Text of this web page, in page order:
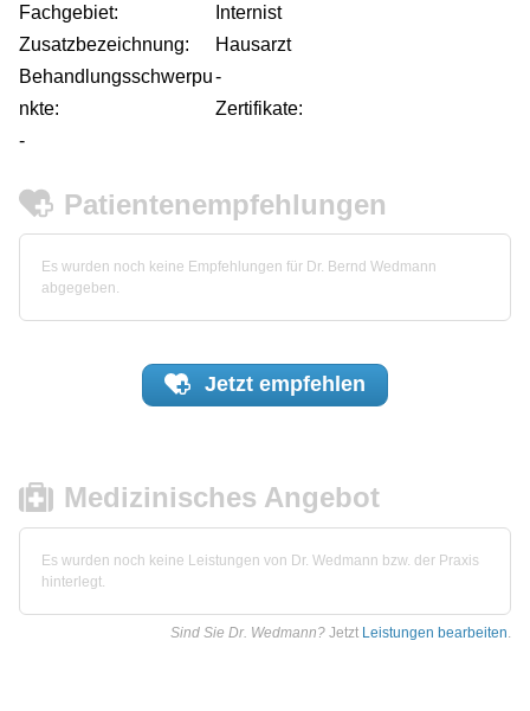
Fachgebiet:
Internist
Zusatzbezeichnung:
Hausarzt
Behandlungsschwerpu
nkte:
-
Zertifikate:
-
Patientenempfehlungen
Es wurden noch keine Empfehlungen für Dr. Bernd Wedmann
abgegeben.
Jetzt empfehlen
Medizinisches Angebot
Es wurden noch keine Leistungen von Dr. Wedmann bzw. der Praxis
hinterlegt.
Sind Sie Dr. Wedmann? Jetzt Leistungen bearbeiten.